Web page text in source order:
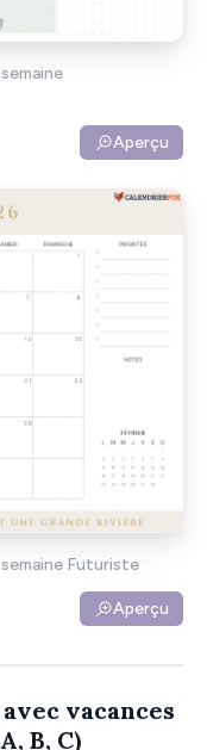
Aperçu
Futuriste
Aperçu
vacances
B, C)